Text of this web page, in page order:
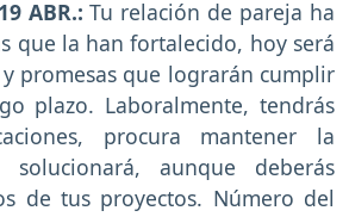
ABR.:Tu relación de pareja ha
que la han fortalecido, hoy será
promesas que lograrán cumplir
plazo. Laboralmente, tendrás
procura mantener la
aunque deberás
de tus proyectos. Número del